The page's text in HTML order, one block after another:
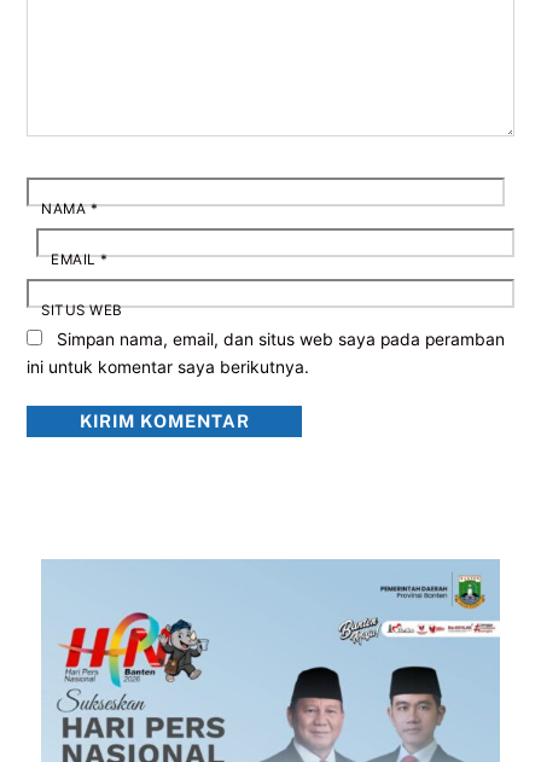
NAMA*
EMAIL*
SITUS WEB
Simpan nama, email, dan situs web saya pada peramban
ini untuk komentar saya berikutnya.